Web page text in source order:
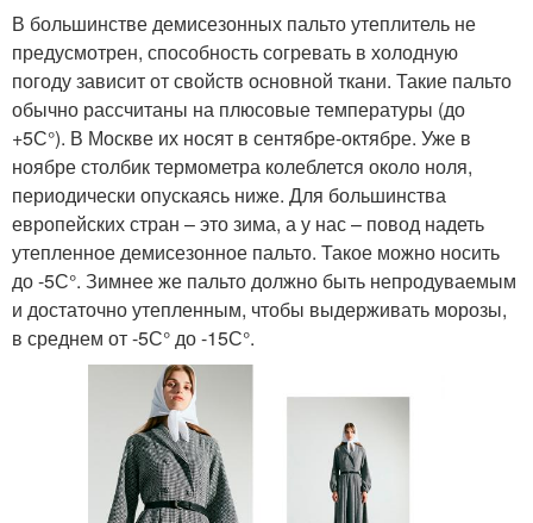
В большинстве демисезонных пальто утеплитель не
предусмотрен, способность согревать в холодную
погоду зависит от свойств основной ткани. Такие пальто
обычно рассчитаны на плюсовые температуры (до
+5С°). В Москве их носят в сентябре-октябре. Уже в
ноябре столбик термометра колеблется около ноля,
периодически опускаясь ниже. Для большинства
европейских стран – это зима, а у нас – повод надеть
утепленное демисезонное пальто. Такое можно носить
до -5С°. Зимнее же пальто должно быть непродуваемым
и достаточно утепленным, чтобы выдерживать морозы,
в среднем от -5С° до -15С°.